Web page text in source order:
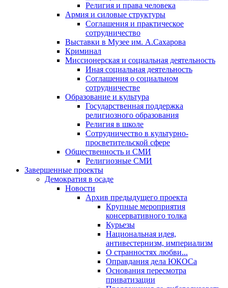
Религия и права человека
Армия и силовые структуры
Соглашения и практическое
сотрудничество
Выставки в Музее им. А.Сахарова
Криминал
Миссионерская и социальная деятельность
Иная социальная деятельность
Соглашения о социальном
сотрудничестве
Образование и культура
Государственная поддержка
религиозного образования
Религия в школе
Сотрудничество в культурно-
просветительской сфере
Общественность и СМИ
Религиозные СМИ
Завершенные проекты
Демократия в осаде
Новости
Архив предыдущего проекта
Крупные мероприятия
консервативного толка
Курьезы
Национальная идея,
антивестернизм, империализм
О странностях любви...
Оправдания дела ЮКОСа
Основания пересмотра
приватизации